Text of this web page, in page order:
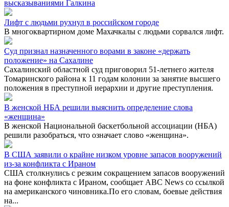
высказываниями Галкина
Лифт с людьми рухнул в российском городе
В многоквартирном доме Махачкалы с людьми сорвался лифт.
Суд признал назначенного ворами в законе «держать
положение» на Сахалине
Сахалинский областной суд приговорил 51-летнего жителя
Томаринского района к 11 годам колонии за занятие высшего
положения в преступной иерархии и другие преступления.
В женской НБА решили выяснить определение слова
«женщина»
В женской Национальной баскетбольной ассоциации (НБА)
решили разобраться, что означает слово «женщина».
В США заявили о крайне низком уровне запасов вооружений
из-за конфликта с Ираном
США столкнулись с резким сокращением запасов вооружений
на фоне конфликта с Ираном, сообщает ABC News со ссылкой
на американского чиновника.По его словам, боевые действия
на...